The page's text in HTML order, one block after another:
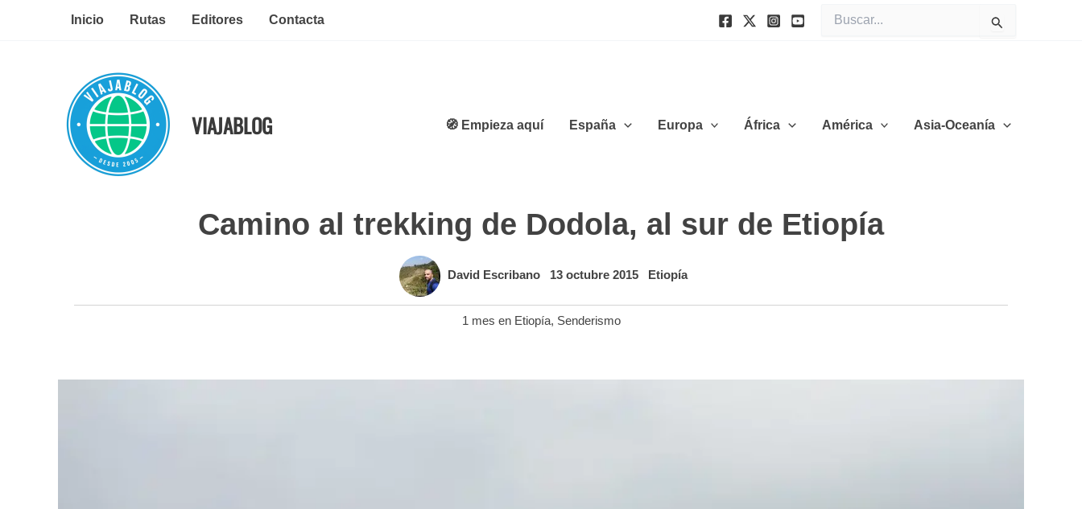
Inicio Rutas Editores Contacta
por:
VIAJABLOG 🧭 Empieza aquí España Europa África América Asia-Oceanía
Camino al trekking de Dodola, al sur de Etiopía
David Escribano 13 octubre 2015 Etiopía
1 mes en Etiopía, Senderismo